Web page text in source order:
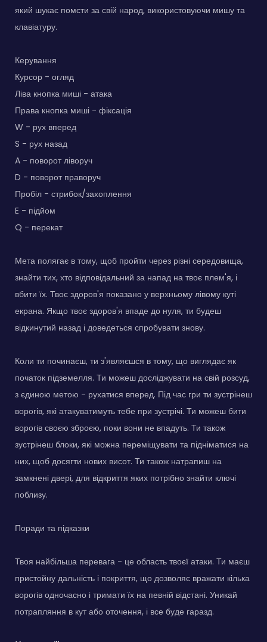
який шукає помсти за свій народ, використовуючи мишу та
клавіатуру.
Керування
Курсор - огляд
Ліва кнопка миші - атака
Права кнопка миші - фіксація
W - рух вперед
S - рух назад
A - поворот ліворуч
D - поворот праворуч
Пробіл - стрибок/захоплення
E - підйом
Q - перекат
Мета полягає в тому, щоб пройти через різні середовища,
знайти тих, хто відповідальний за напад на твоє плем'я, і
вбити їх. Твоє здоров'я показано у верхньому лівому куті
екрана. Якщо твоє здоров'я впаде до нуля, ти будеш
відкинутий назад і доведеться спробувати знову.
Коли ти починаєш, ти з'являєшся в тому, що виглядає як
початок підземелля. Ти можеш досліджувати на свій розсуд,
з єдиною метою - рухатися вперед. Під час гри ти зустрінеш
ворогів, які атакуватимуть тебе при зустрічі. Ти можеш бити
ворогів своєю зброєю, поки вони не впадуть. Ти також
зустрінеш блоки, які можна переміщувати та підніматися на
них, щоб досягти нових висот. Ти також натрапиш на
замкнені двері, для відкриття яких потрібно знайти ключі
поблизу.
Поради та підказки
Твоя найбільша перевага - це область твоєї атаки. Ти маєш
пристойну дальність і покриття, що дозволяє вражати кілька
ворогів одночасно і тримати їх на певній відстані. Уникай
потрапляння в кут або оточення, і все буде гаразд.